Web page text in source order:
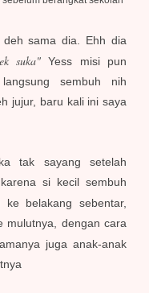
sama dia. Ehh dia
suka" Yess misi pun
sembuh nih
jujur, baru kali ini saya
tak sayang setelah
si kecil sembuh
belakang sebentar,
mulutnya, dengan cara
juga anak-anak